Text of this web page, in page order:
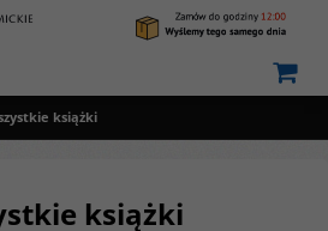
książki
książki